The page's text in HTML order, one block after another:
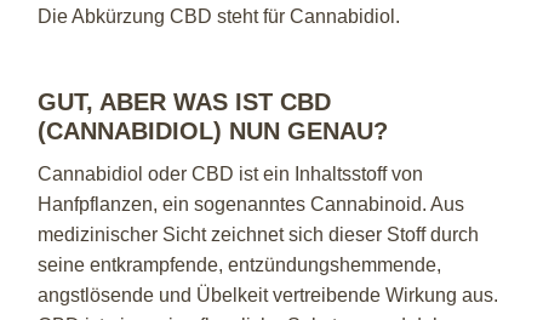
Blog
Die Abkürzung CBD steht für Cannabidiol.
GUT, ABER WAS IST CBD
(CANNABIDIOL) NUN GENAU?
Cannabidiol oder CBD ist ein Inhaltsstoff von
Hanfpflanzen, ein sogenanntes Cannabinoid. Aus
medizinischer Sicht zeichnet sich dieser Stoff durch
seine entkrampfende, entzündungshemmende,
angstlösende und Übelkeit vertreibende Wirkung aus.